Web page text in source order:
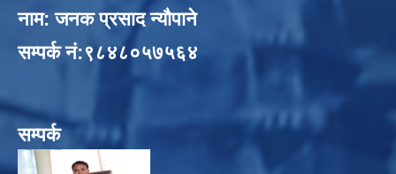
नाम: जनक प्रसाद न्यौपाने
सम्पर्क नं:९८४८०५७५६४
सम्पर्क